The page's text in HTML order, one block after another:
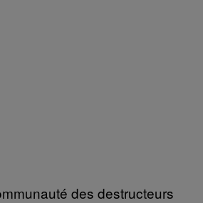
des destructeurs